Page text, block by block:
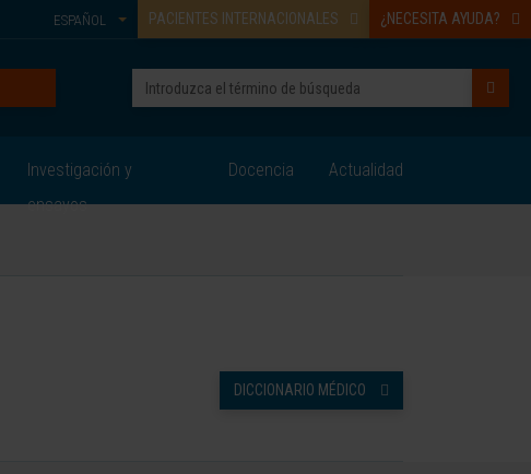
PACIENTES INTERNACIONALES ¿NECESITA AYUDA?
ESPAÑOL
Investigación y
ensayos
Docencia Actualidad
DICCIONARIO MÉDICO